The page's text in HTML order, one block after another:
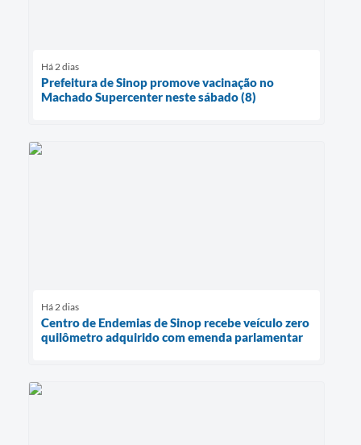
Há 2 dias
Prefeitura de Sinop promove vacinação no
Machado Supercenter neste sábado (8)
Há 2 dias
Centro de Endemias de Sinop recebe veículo zero
quilômetro adquirido com emenda parlamentar